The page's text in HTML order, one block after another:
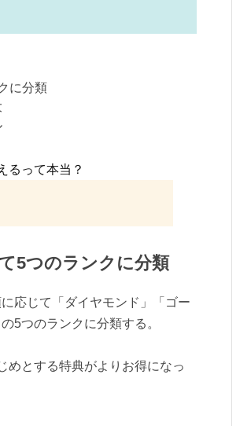
に分類
るって本当？
5つのランクに分類
応じて「ダイヤモンド」「ゴー
5つのランクに分類する。
めとする特典がよりお得になっ